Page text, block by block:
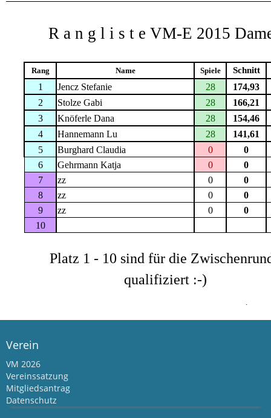
R a n g l i s t e VM-E 2015
Rang Name Spiele Schnitt
1 Jencz Stefanie 28
174,93
2
Stolze Gabi 28
166,21
3
Knöferle Dana 28
154,46
4
Hannemann Lu 28
141,61
5
Burghard Claudia 0
0
6
Gehrmann Katja 0
0
7
zz 0
0
8
zz 0
0
9
zz 0
0
10
Platz 1 - 10 sind für die
qualifiziert :-)
.
Verein
VM 2026
Vereinssatzung
Mitgliedsantrag
Datenschutz